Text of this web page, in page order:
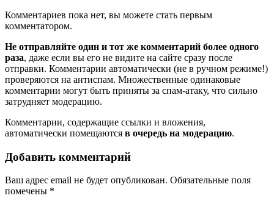
Комментариев пока нет, вы можете стать первым
комментатором.
Не отправляйте один и тот же комментарий более одного
раза, даже если вы его не видите на сайте сразу после
отправки. Комментарии автоматически (не в ручном режиме!)
проверяются на антиспам. Множественные одинаковые
комментарии могут быть приняты за спам-атаку, что сильно
затрудняет модерацию.
Комментарии, содержащие ссылки и вложения,
автоматически помещаются в очередь на модерацию.
Добавить комментарий
Ваш адрес email не будет опубликован. Обязательные поля
помечены *